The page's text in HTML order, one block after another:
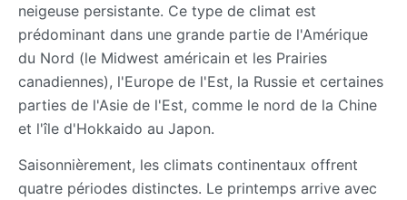
neigeuse persistante. Ce type de climat est
prédominant dans une grande partie de l'Amérique
du Nord (le Midwest américain et les Prairies
canadiennes), l'Europe de l'Est, la Russie et certaines
parties de l'Asie de l'Est, comme le nord de la Chine
et l'île d'Hokkaido au Japon.
Saisonnièrement, les climats continentaux offrent
quatre périodes distinctes. Le printemps arrive avec